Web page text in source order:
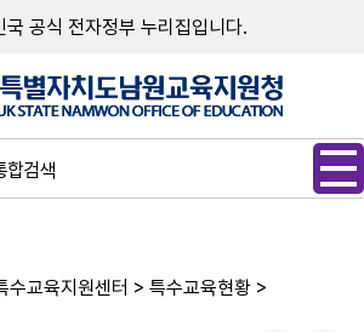
국 공식 전자정부 누리집입니다.
합검색
수교육지원센터 > 특수교육현황 >